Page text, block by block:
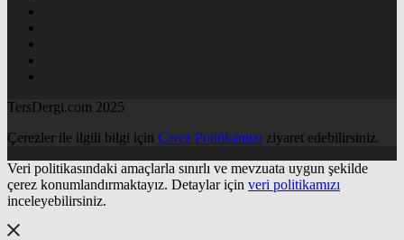
TersDergi.com 2025
Çerezler ile ilgili bilgi için Çerez Politikamızı ziyaret edebilirsiniz.
Veri politikasındaki amaçlarla sınırlı ve mevzuata uygun şekilde
çerez konumlandırmaktayız. Detaylar için veri politikamızı
inceleyebilirsiniz.